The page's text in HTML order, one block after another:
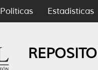
Políticas Estadísticas